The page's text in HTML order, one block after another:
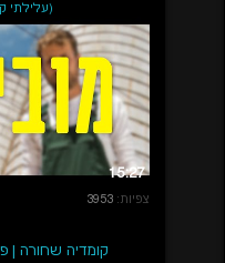
(עלילתי
15:27
צפיות: 3953
קומדיה שחורה |